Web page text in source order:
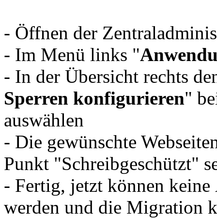
- Öffnen der
- Im Menü links "
- In der Übersicht rechts
Sperren konfigurieren"
auswählen
- Die gewünschte
Punkt "Schreibgeschützt"
- Fertig, jetzt können
werden und die Migration